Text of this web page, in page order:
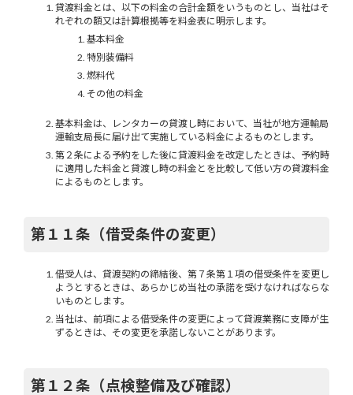
貸渡料金とは、以下の料金の合計金額をいうものとし、当社はそ
れぞれの額又は計算根拠等を料金表に明示します。
基本料金
特別装備料
燃料代
その他の料金
基本料金は、レンタカーの貸渡し時において、当社が地方運輸局
運輸支局長に届け出て実施している料金によるものとします。
第２条による予約をした後に貸渡料金を改定したときは、予約時
に適用した料金と貸渡し時の料金とを比較して低い方の貸渡料金
によるものとします。
第１１条（借受条件の変更）
借受人は、貸渡契約の締結後、第７条第１項の借受条件を変更し
ようとするときは、あらかじめ当社の承諾を受けなければならな
いものとします。
当社は、前項による借受条件の変更によって貸渡業務に支障が生
ずるときは、その変更を承諾しないことがあります。
第１２条（点検整備及び確認）